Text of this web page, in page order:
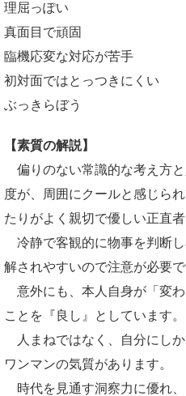
理屈っぽい
真面目で頑固
臨機応変な対応が苦手
初対面ではとっつきにくい
ぶっきらぼう
【素質の解説】
偏りのない常識的な考え方
度が、周囲にクールと感じら
たりがよく親切で優しい正直者
冷静で客観的に物事を判断
解されやすいので注意が必要で
意外にも、本人自身が「変
ことを『良し』としています。
人まねではなく、自分にしか
ワンマンの気質があります。
時代を見通す洞察力に優れ